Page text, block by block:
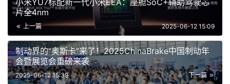
华为智能座舱和辅助驾驶能力属于第一梯队。但由于历
史原因，部分地区对华为硬件或软件可能存在准入限制，鸿
蒙座舱和乾崑智驾未必能及时落地。为降低产品上市节奏受
阻的可能，在核心算法与座舱软件上提高自研比重作为替代
方案。
小米YU7标配新一代小米EEA：座舱SoC+辅助驾驶芯
片全4nm
上一篇 2025-06-12 15:09
制动界的“奥斯卡”来了！2025ChinaBrake中国制动年
会暨展览会重磅来袭
下一篇
2025-06-12 15:39